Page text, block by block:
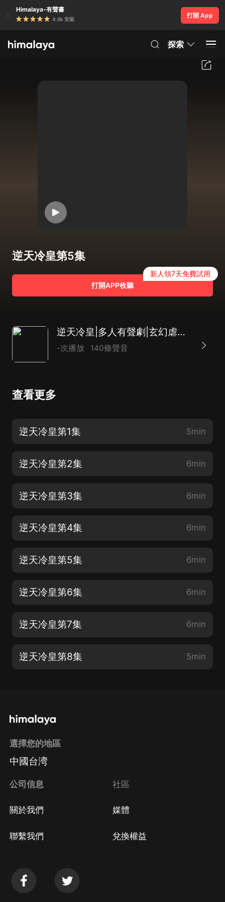
Himalaya-有聲書
4.8k 安裝
打開 App
探索
逆天冷皇第5集
打開APP收聽
新人領7天免費試用
逆天冷皇|多人有聲劇|玄幻虐戀|水火不相容
-次播放 140條聲音
查看更多
逆天冷皇第1集 5min
逆天冷皇第2集 6min
逆天冷皇第3集 6min
逆天冷皇第4集 6min
逆天冷皇第5集 6min
逆天冷皇第6集 6min
逆天冷皇第7集 6min
逆天冷皇第8集 5min
選擇您的地區
中國台湾
公司信息
關於我們
聯繫我們
社區
媒體
兌換權益